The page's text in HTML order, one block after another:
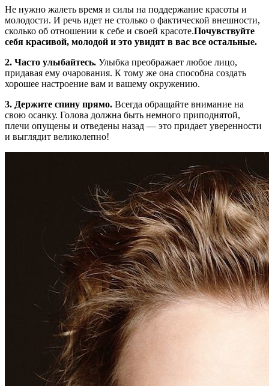
Не нужно жалеть время и силы на поддержание красоты и
молодости. И речь идет не столько о фактической внешности,
сколько об отношении к себе и своей красоте.Почувствуйте
себя красивой, молодой и это увидят в вас все остальные.
2. Часто улыбайтесь. Улыбка преображает любое лицо,
придавая ему очарования. К тому же она способна создать
хорошее настроение вам и вашему окружению.
3. Держите спину прямо. Всегда обращайте внимание на
свою осанку. Голова должна быть немного приподнятой,
плечи опущены и отведены назад — это придает уверенности
и выглядит великолепно!